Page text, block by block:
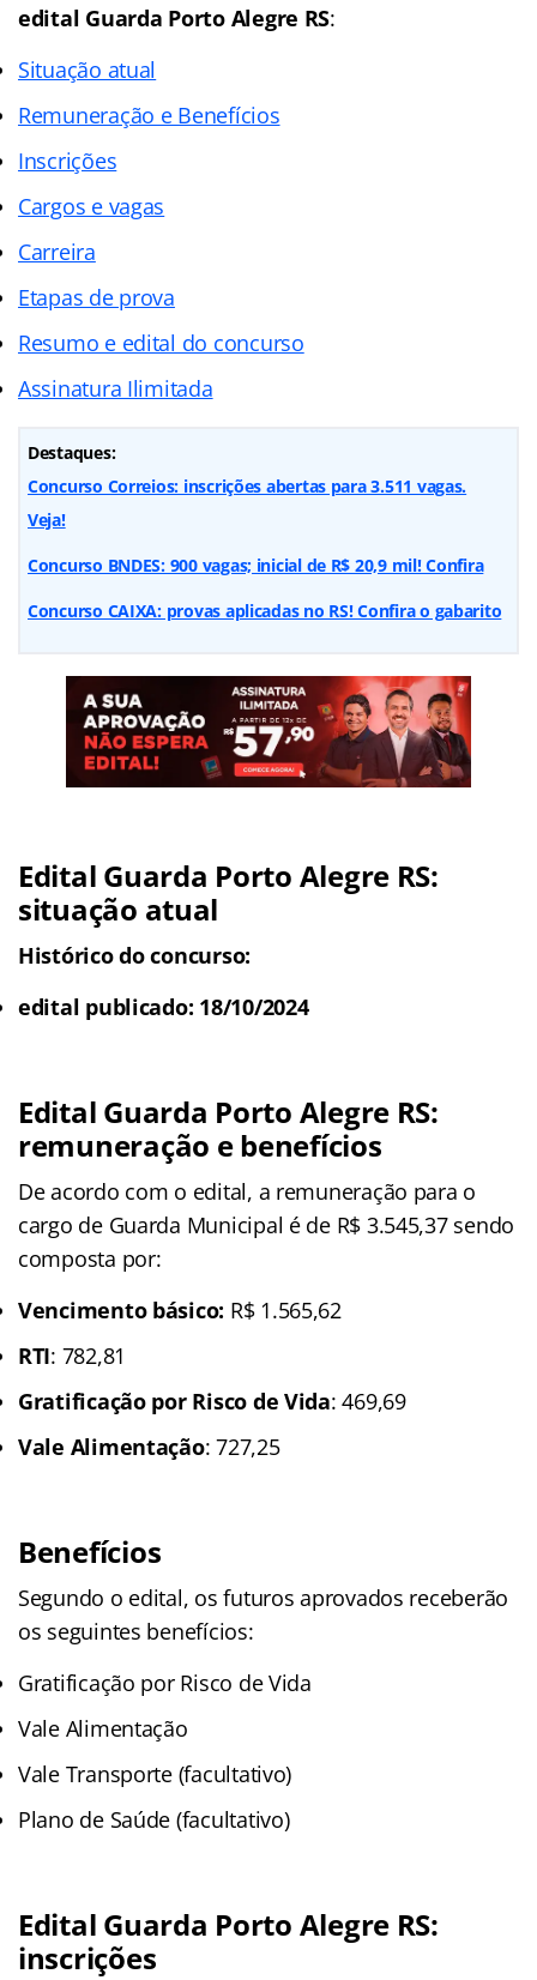
edital Guarda Porto Alegre RS:
Situação atual
Remuneração e Benefícios
Inscrições
Cargos e vagas
Carreira
Etapas de prova
Resumo e edital do concurso
Assinatura Ilimitada
Destaques:
Concurso Correios: inscrições abertas para 3.511 vagas.
Veja!
Concurso BNDES: 900 vagas; inicial de R$ 20,9 mil! Confira
Concurso CAIXA: provas aplicadas no RS! Confira o gabarito
Edital Guarda Porto Alegre RS:
situação atual
Histórico do concurso:
edital publicado: 18/10/2024
Edital Guarda Porto Alegre RS:
remuneração e benefícios
De acordo com o edital, a remuneração para o
cargo de Guarda Municipal é de R$ 3.545,37 sendo
composta por:
Vencimento básico: R$ 1.565,62
RTI: 782,81
Gratificação por Risco de Vida: 469,69
Vale Alimentação: 727,25
Benefícios
Segundo o edital, os futuros aprovados receberão
os seguintes benefícios:
Gratificação por Risco de Vida
Vale Alimentação
Vale Transporte (facultativo)
Plano de Saúde (facultativo)
Edital Guarda Porto Alegre RS:
inscrições